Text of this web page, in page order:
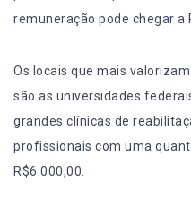
remuneração pode chegar a
Os locais que mais
são as universidades
grandes clínicas de
profissionais com uma
R$6.000,00.